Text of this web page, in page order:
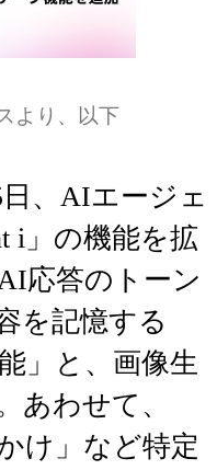
より、以下
、AIエージェ
i」の機能を拡
応答のトーン
を記憶する
」と、画像生
あわせて、
け」など特定